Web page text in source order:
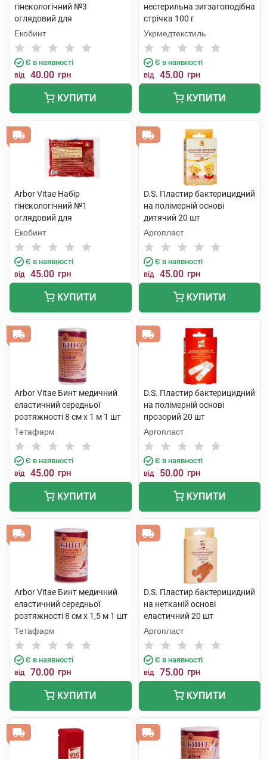
гінекологічний №3
оглядовий для
одноразового використання
1 шт
Екобинт
Є в наявності
від 40.00 грн
КУПИТИ
нестерильна зигзагоподібна
стрічка 100 г
Укрмедтекстиль
Є в наявності
від 45.00 грн
КУПИТИ
Arbor Vitae Набір
гінекологічний №1
оглядовий для
одноразового використання
1 шт
Екобинт
Є в наявності
від 45.00 грн
КУПИТИ
D.S. Пластир бактерицидний
на полімерній основі
дитячий 20 шт
Аргопласт
Є в наявності
від 45.00 грн
КУПИТИ
Arbor Vitae Бинт медичний
еластичний середньої
розтяжності 8 см х 1 м 1 шт
Тетафарм
Є в наявності
від 45.00 грн
КУПИТИ
D.S. Пластир бактерицидний
на полімерній основі
прозорий 20 шт
Аргопласт
Є в наявності
від 50.00 грн
КУПИТИ
Arbor Vitae Бинт медичний
еластичний середньої
розтяжності 8 см х 1,5 м 1 шт
Тетафарм
Є в наявності
від 70.00 грн
КУПИТИ
D.S. Пластир бактерицидний
на нетканій основі
еластичний 20 шт
Аргопласт
Є в наявності
від 75.00 грн
КУПИТИ